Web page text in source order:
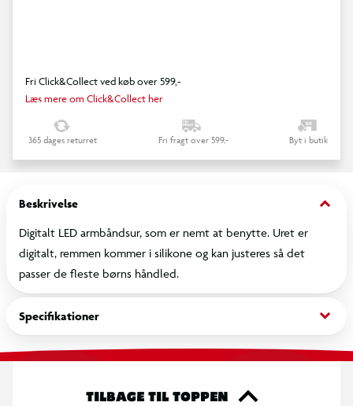
Fri Click&Collect ved køb over 599,-
Læs mere om Click&Collect her
365 dages returret Fri fragt over 599,- Byt i butik
Beskrivelse keyboard_arrow_down
Digitalt LED armbåndsur, som er nemt at benytte. Uret er
digitalt, remmen kommer i silikone og kan justeres så det
passer de fleste børns håndled.
Specifikationer keyboard_arrow_down
TILBAGE TIL TOPPEN